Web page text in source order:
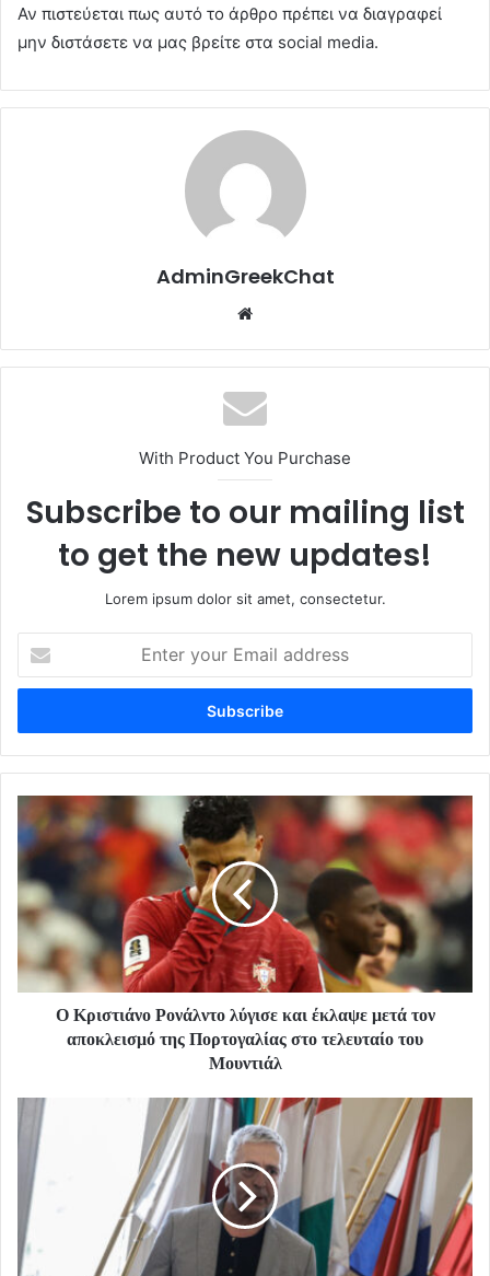
Αν πιστεύεται πως αυτό το άρθρο πρέπει να διαγραφεί
μην διστάσετε να μας βρείτε στα social media.
AdminGreekChat
With Product You Purchase
Subscribe to our mailing list
to get the new updates!
Lorem ipsum dolor sit amet, consectetur.
your
Email
Ο Κριστιάνο Ρονάλντο λύγισε και έκλαψε μετά τον
αποκλεισμό της Πορτογαλίας στο τελευταίο του
Μουντιάλ